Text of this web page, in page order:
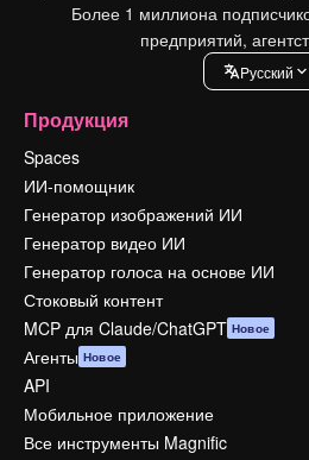
Более 1 миллиона
предприятий,
Pусский
Продукция
Spaces
ИИ-помощник
Генератор изображений ИИ
Генератор видео ИИ
Генератор голоса на основе ИИ
Стоковый контент
MCP для Claude/ChatGPT Новое
Агенты Новое
API
Мобильное приложение
Все инструменты Magnific